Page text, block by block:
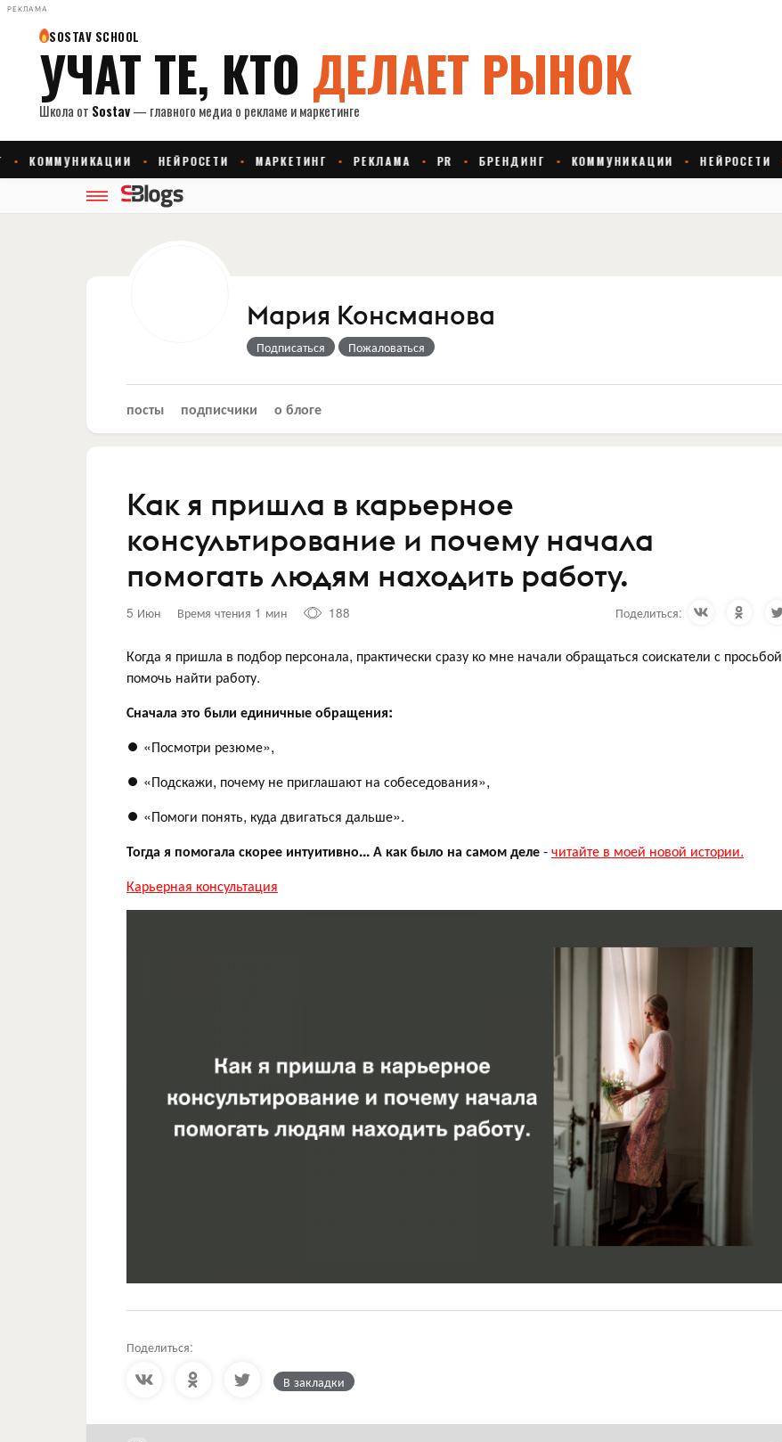
РЕКЛАМА
Мария Консманова
Подписаться Пожаловаться
посты подписчики о блоге
Как я пришла в карьерное
консультирование и почему начала
помогать людям находить работу.
5 Июн Время чтения 1 мин 188 Поделиться:
Когда я пришла в подбор персонала, практически сразу ко мне начали обращаться соискатели с просьбой
помочь найти работу.
Сначала это были единичные обращения:
⏺ «Посмотри резюме»,
⏺ «Подскажи, почему не приглашают на собеседования»,
⏺ «Помоги понять, куда двигаться дальше».
Тогда я помогала скорее интуитивно... А как было на самом деле-читайте в моей новой истории.
Карьерная консультация
Поделиться:
В закладки